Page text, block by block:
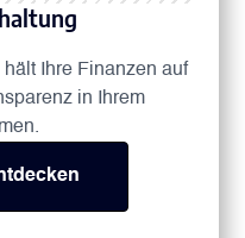
Ihre Finanzen auf
in Ihrem